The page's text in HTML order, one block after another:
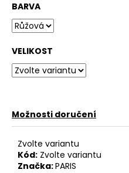
BARVA
VELIKOST
Možnosti doručení
Zvolte variantu
Kód: Zvolte variantu
Značka:PARIS